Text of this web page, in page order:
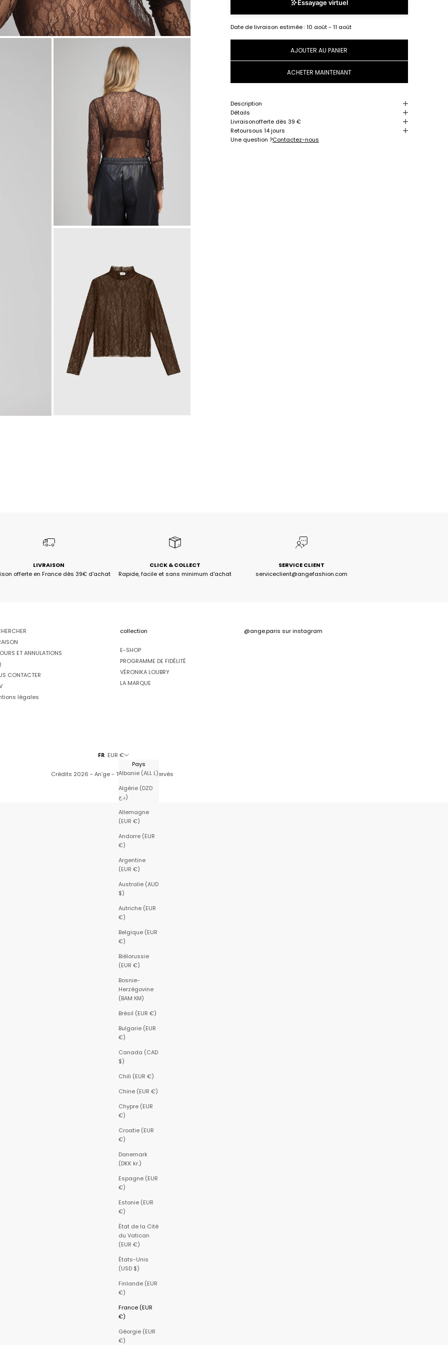
Essayage virtuel
Date de livraison estimée :10 août - 11 août
AJOUTER AU PANIER
ACHETER MAINTENANT
Description
Détails
Livraisonofferte dès 39 €
Retoursous 14 jours
Une question ?Contactez-nous
LIVRAISON
offerte en France dès 39€ d'achat
CLICK & COLLECT
Rapide, facile et sans minimum d'achat
SERVICE CLIENT
serviceclient@angefashion.com
ET ANNULATIONS
CONTACTER
légales
collection
E-SHOP
PROGRAMME DE FIDÉLITÉ
VÉRONIKA LOUBRY
LA MARQUE
@ange.paris sur instagram
FR EUR €
Pays
Albanie (ALL L)
Algérie (DZD
د.ج)
Allemagne
(EUR €)
Andorre (EUR
€)
Argentine
(EUR €)
Australie (AUD
$)
Autriche (EUR
€)
Belgique (EUR
€)
Biélorussie
(EUR €)
Bosnie-
Herzégovine
(BAM КМ)
Brésil (EUR €)
Bulgarie (EUR
€)
Canada (CAD
$)
Chili (EUR €)
Chine (EUR €)
Chypre (EUR
€)
Croatie (EUR
€)
Danemark
(DKK kr.)
Espagne (EUR
€)
Estonie (EUR
€)
État de la Cité
du Vatican
(EUR €)
États-Unis
(USD $)
Finlande (EUR
€)
France (EUR
€)
Géorgie (EUR
€)
Crédits 2026 - An’ge - Tous droits réservés